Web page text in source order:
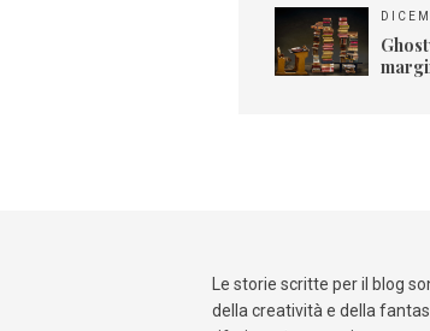
Le storie scritte per il blog
della creatività e della